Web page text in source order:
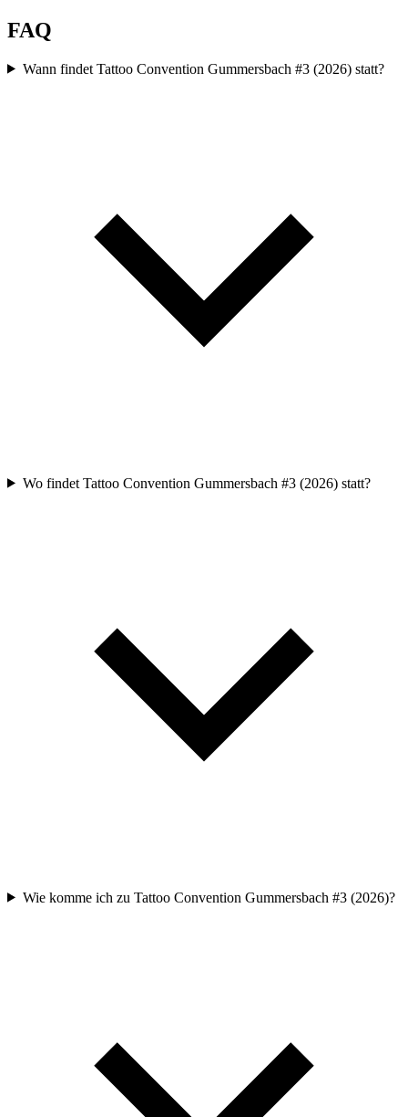
FAQ
Wann findet Tattoo Convention Gummersbach #3 (2026) statt?
Wo findet Tattoo Convention Gummersbach #3 (2026) statt?
Wie komme ich zu Tattoo Convention Gummersbach #3 (2026)?